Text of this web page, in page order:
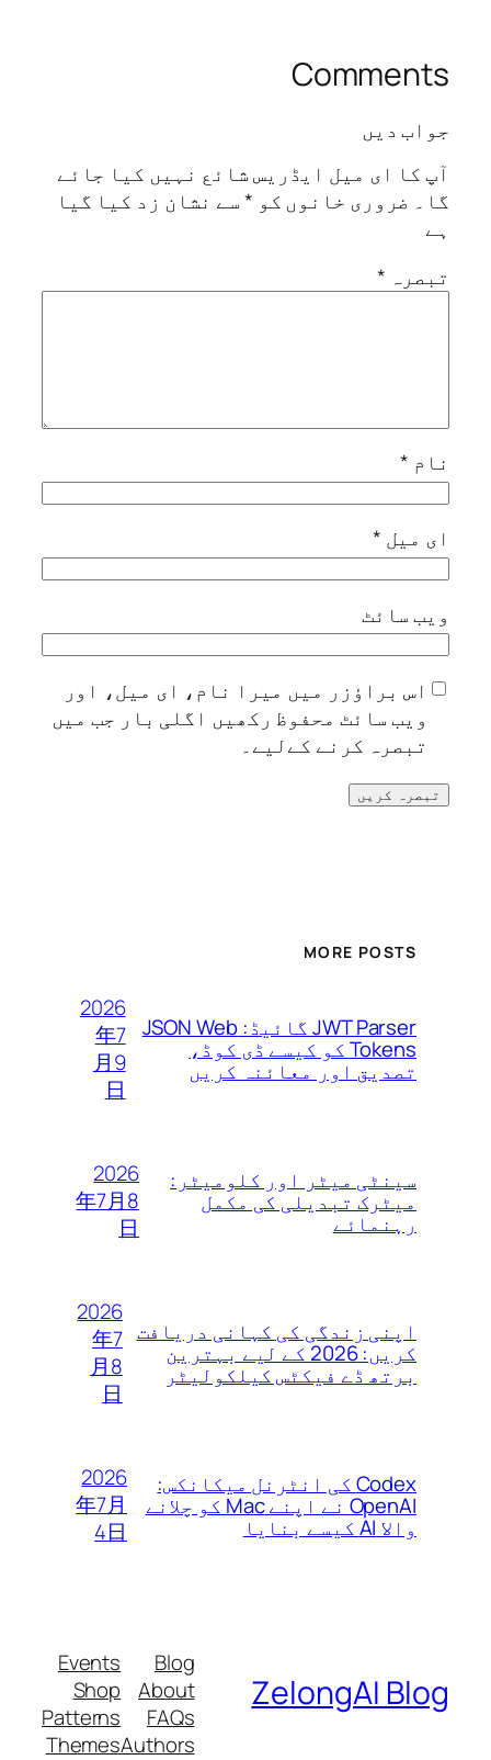
دیں
ای میل ایڈریس شائع نہیں کیا جائے
ضروری خانوں کو *سے نشان زد کیا گیا
*
*
سائٹ
براؤزر میں میرا نام، ای میل، اور
سائٹ محفوظ رکھیں اگلی بار جب میں
کرنے کےلیے۔
MORE POSTS
JWT Parser گائیڈ: JSON Web
Tokens کو کیسے ڈی کوڈ،
تصدیق اور معائنہ کریں
年7
月9
日
سینٹی میٹر اور کلومیٹر:
میٹرک تبدیلی کی مکمل
رہنمائے
2026
年7月8
اپنی زندگی کی کہانی دریافت
کریں: 2026 کے لیے بہترین
برتھ ڈے فیکٹس کیلکولیٹر
年7
月8
日
Codex کی انٹرنل میکانکس:
OpenAI نے اپنے Mac کو چلانے
2026
年7月
ZelongAI
About
FAQs
Authors
Events
Shop
Patterns
Themes